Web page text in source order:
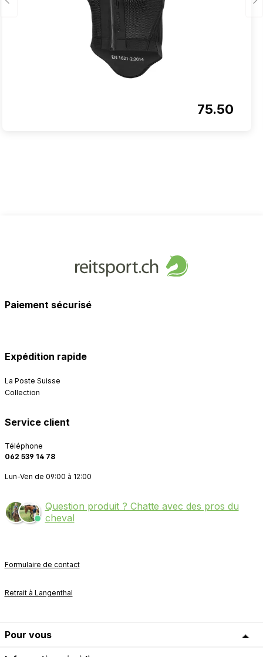
75.50
Paiement sécurisé
Expédition rapide
La Poste Suisse
Collection
Service client
Téléphone
062 539 14 78
Lun-Ven de 09:00 à 12:00
Question produit ? Chatte avec des pros du
cheval
Formulaire de contact
Retrait à Langenthal
Pour vous